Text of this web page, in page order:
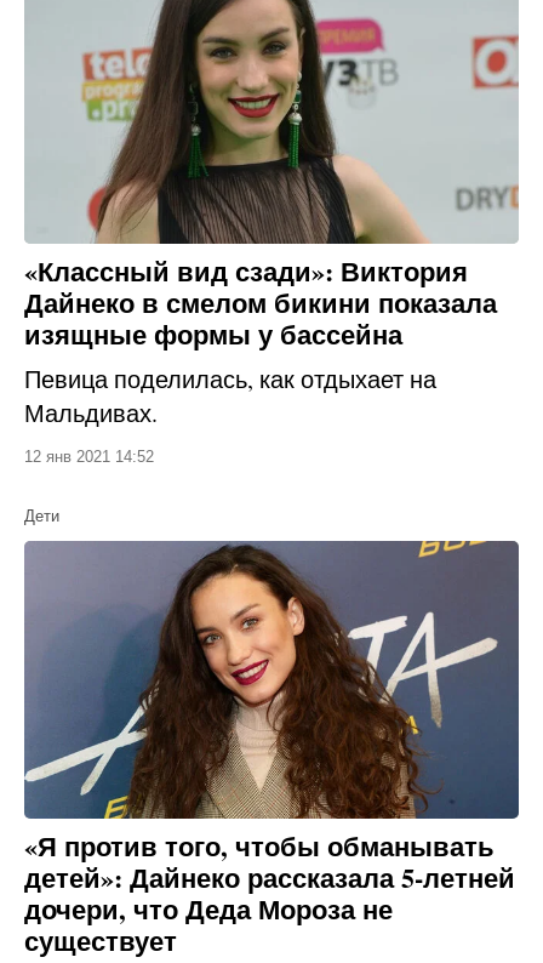
«Классный вид сзади»: Виктория
Дайнеко в смелом бикини показала
изящные формы у бассейна
Певица поделилась, как отдыхает на
Мальдивах.
12 янв 2021 14:52
Дети
«Я против того, чтобы обманывать
детей»: Дайнеко рассказала 5-летней
дочери, что Деда Мороза не
существует